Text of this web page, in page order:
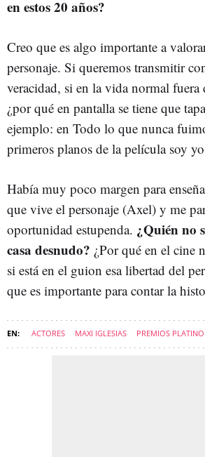
en estos 20 años?
Creo que es algo importante a
personaje. Si queremos transmitir
veracidad, si en la vida normal fuera
¿por qué en pantalla se tiene que
ejemplo: en Todo lo que nunca
primeros planos de la película soy
Había muy poco margen para
que vive el personaje (Axel) y me
oportunidad estupenda. ¿Quién no
casa desnudo? ¿Por qué en el cine
si está en el guion esa libertad del
que es importante para contar la
ACTORES MAXI IGLESIAS PREMIOS PLATINO